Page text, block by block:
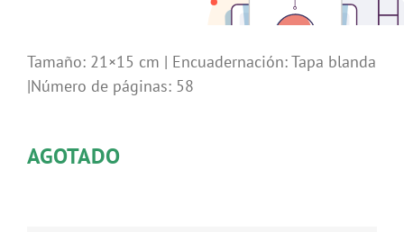
Tamaño: 21×15 cm | Encuadernación: Tapa blanda
|Número de páginas: 58
AGOTADO